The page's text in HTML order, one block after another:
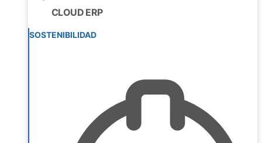
CLOUD ERP
SOSTENIBILIDAD